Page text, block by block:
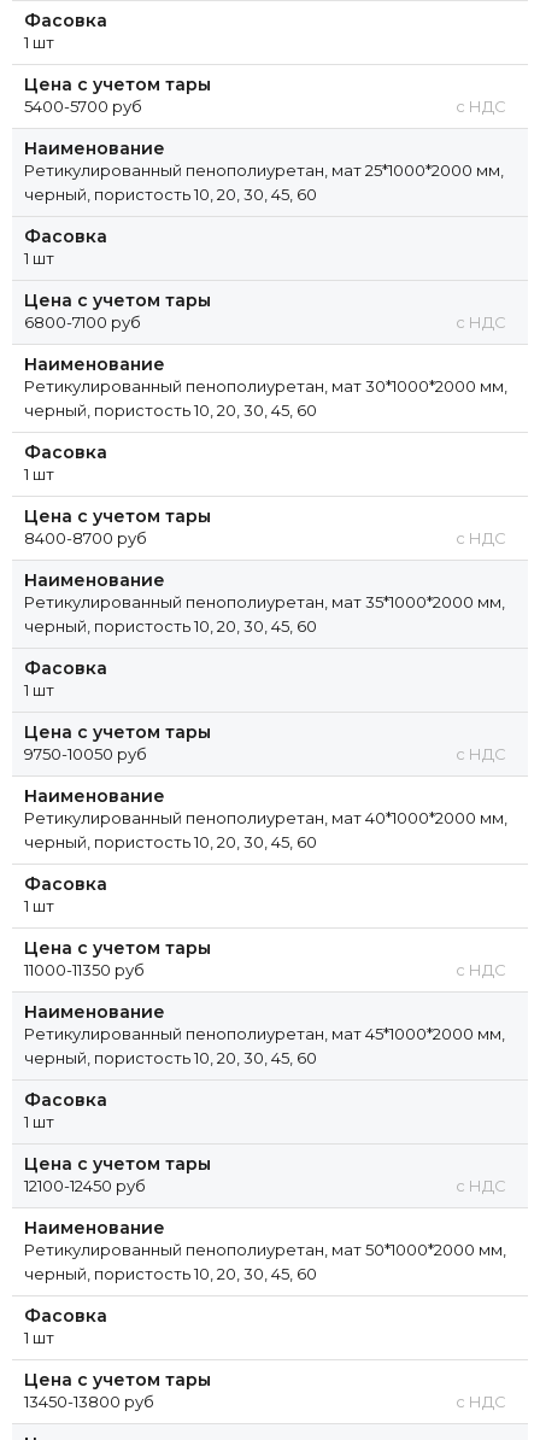
Фасовка
1 шт
Цена с учетом тары
5400-5700 руб с НДС
Наименование
Ретикулированный пенополиуретан, мат 25*1000*2000 мм,
черный, пористость 10, 20, 30, 45, 60
Фасовка
1 шт
Цена с учетом тары
6800-7100 руб с НДС
Наименование
Ретикулированный пенополиуретан, мат 30*1000*2000 мм,
черный, пористость 10, 20, 30, 45, 60
Фасовка
1 шт
Цена с учетом тары
8400-8700 руб с НДС
Наименование
Ретикулированный пенополиуретан, мат 35*1000*2000 мм,
черный, пористость 10, 20, 30, 45, 60
Фасовка
1 шт
Цена с учетом тары
9750-10050 руб с НДС
Наименование
Ретикулированный пенополиуретан, мат 40*1000*2000 мм,
черный, пористость 10, 20, 30, 45, 60
Фасовка
1 шт
Цена с учетом тары
11000-11350 руб с НДС
Наименование
Ретикулированный пенополиуретан, мат 45*1000*2000 мм,
черный, пористость 10, 20, 30, 45, 60
Фасовка
1 шт
Цена с учетом тары
12100-12450 руб с НДС
Наименование
Ретикулированный пенополиуретан, мат 50*1000*2000 мм,
черный, пористость 10, 20, 30, 45, 60
Фасовка
1 шт
Цена с учетом тары
13450-13800 руб с НДС